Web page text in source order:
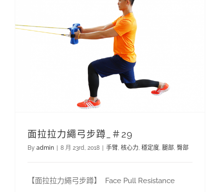
面拉拉力繩弓步蹲_＃29
By admin | 8 月 23rd, 2018 | 手臂 核心力 穩定度 腿部 臀部
【面拉拉力繩弓步蹲】 Face Pull Resistance